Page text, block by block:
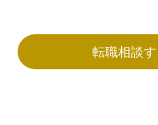
転職相談す